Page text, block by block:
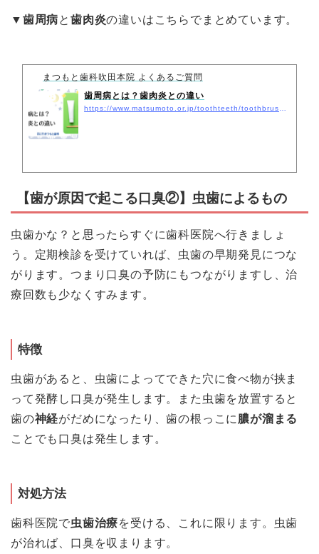
▼ 歯周病と歯肉炎の違いはこちらでまとめています。
まつもと歯科吹田本院 よくあるご質問
歯周病とは？歯肉炎との違い
【歯が原因で起こる口臭②】虫歯によるもの
虫歯かな？と思ったらすぐに歯科医院へ行きましょ
う。定期検診を受けていれば、虫歯の早期発見につな
がります。つまり口臭の予防にもつながりますし、治
療回数も少なくすみます。
特徴
虫歯があると、虫歯によってできた穴に食べ物が挟ま
って発酵し口臭が発生します。また虫歯を放置すると
歯の神経がだめになったり、歯の根っこに 膿が溜まる
ことでも口臭は発生します。
対処方法
歯科医院で虫歯治療を受ける、これに限ります。虫歯
が治れば、口臭を収まります。